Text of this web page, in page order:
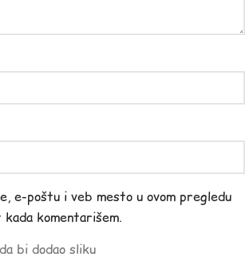
e-poštu i veb mesto u ovom pregledu
komentarišem.
bi dodao sliku